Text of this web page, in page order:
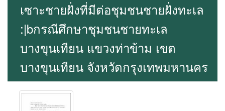
เซาะชายฝั่งที่มีต่อชุมชนชายฝั่งทะเล
:|bกรณีศึกษาชุมชนชายทะเล
บางขุนเทียน แขวงท่าข้าม เขต
บางขุนเทียน จังหวัดกรุงเทพมหานคร